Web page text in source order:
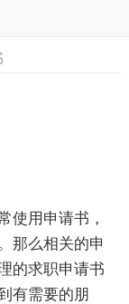
用申请书，
那么相关的申
的求职申请书
有需要的朋